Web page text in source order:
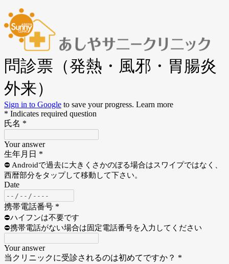
問診票（発熱・風邪・胃腸炎
外来）
Sign in to Google to save your progress. Learn more
* Indicates required question
氏名 *
Your answer
生年月日 *
⛔️ Androidで過去に大きくさかのぼる場合はスワイプではなく、
西暦部分をタップして移動して下さい。
Date
携帯電話番号 *
⛔️ハイフンは不要です
⛔️携帯電話がない場合は固定電話番号を入力してください
Your answer
当クリニックに受診されるのは初めてですか？ *